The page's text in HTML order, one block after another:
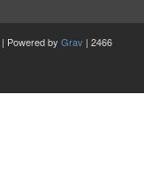
| Powered by Grav | 2466